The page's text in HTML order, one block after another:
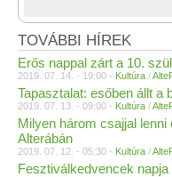
TOVÁBBI HÍREK
Erős nappal zárt a 10.
2019. 07. 14. - 19:00 - Kultúra /
Tapasztalat: esőben állt a
2019. 07. 13. - 09:00 - Kultúra /
Milyen három csajjal
Alterábán
2019. 07. 12. - 05:30 - Kultúra /
Fesztiválkedvencek napja